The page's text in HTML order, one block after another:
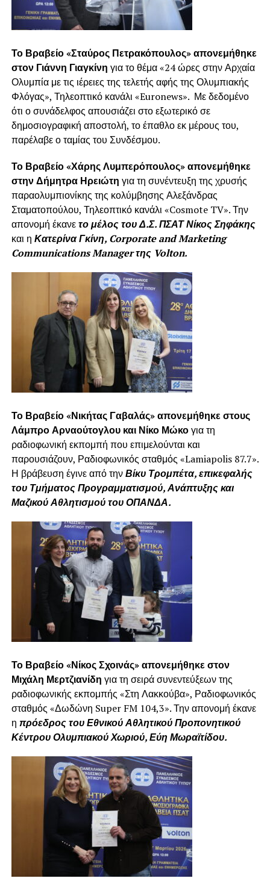
Το Βραβείο «Σταύρος Πετρακόπουλος» απονεμήθηκε
στον Γιάννη Γιαγκίνη για το θέμα «24 ώρες στην Αρχαία
Ολυμπία με τις ιέρειες της τελετής αφής της Ολυμπιακής
Φλόγας», Τηλεοπτικό κανάλι «Euronews». Με δεδομένο
ότι ο συνάδελφος απουσιάζει στο εξωτερικό σε
δημοσιογραφική αποστολή, το έπαθλο εκ μέρους του,
παρέλαβε ο ταμίας του Συνδέσμου.
Το Βραβείο «Χάρης Λυμπερόπουλος» απονεμήθηκε
στην Δήμητρα Ηρειώτη για τη συνέντευξη της χρυσής
παραολυμπιονίκης της κολύμβησης Αλεξάνδρας
Σταματοπούλου, Τηλεοπτικό κανάλι «Cosmote TV». Την
απονομή έκανετο μέλος του Δ.Σ. ΠΣΑΤ Νίκος Σηφάκης
και η Κατερίνα Γκίνη, Corporate andMarketing
CommunicationsManagerτης Volton.
Το Βραβείο «Νικήτας Γαβαλάς» απονεμήθηκε στους
Λάμπρο Αρναούτογλου και Νίκο Μώκογια τη
ραδιοφωνική εκπομπή που επιμελούνται και
παρουσιάζουν, Ραδιοφωνικός σταθμός «Lamiapolis 87.7».
Η βράβευση έγινε από τηνΒίκυ Τρομπέτα, επικεφαλής
του Τμήματος Προγραμματισμού, Ανάπτυξης και
Μαζικού Αθλητισμού του ΟΠΑΝΔΑ.
Το Βραβείο «Νίκος Σχοινάς» απονεμήθηκε στον
Μιχάλη Μερτζιανίδη για τη σειρά συνεντεύξεων της
ραδιοφωνικής εκπομπής «Στη Λακκούβα», Ραδιοφωνικός
σταθμός «Δωδώνη Super FM 104,3». Την απονομή έκανε
η πρόεδρος του Εθνικού Αθλητικού Προπονητικού
Κέντρου Ολυμπιακού Χωριού, Εύη Μωραϊτίδου.